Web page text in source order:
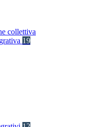
collettiva
19